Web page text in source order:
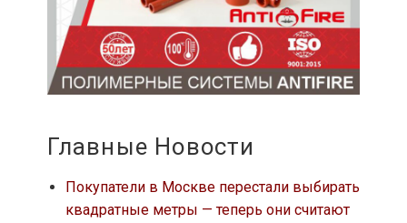
Главные Новости
Покупатели в Москве перестали выбирать
квадратные метры — теперь они считают